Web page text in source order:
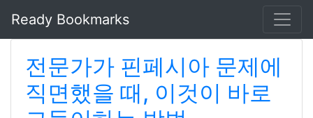
Ready Bookmarks
전문가가 핀페시아 문제에
직면했을 때, 이것이 바로